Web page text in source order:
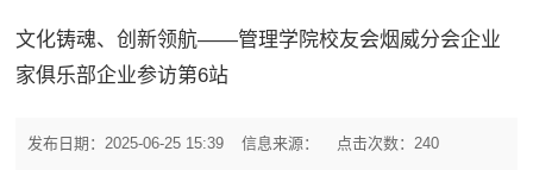
文化铸魂、创新领航——管理学院校友会烟威分会企业
家俱乐部企业参访第6站
发布日期：2025-06-25 15:39 信息来源： 点击次数：240